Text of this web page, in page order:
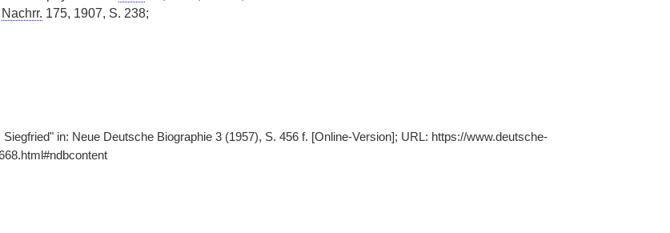
Nachrr. 175, 1907, S. 238;
in: Neue Deutsche Biographie 3 (1957), S. 456 f. [Online-Version]; URL: https://www.deutsche-